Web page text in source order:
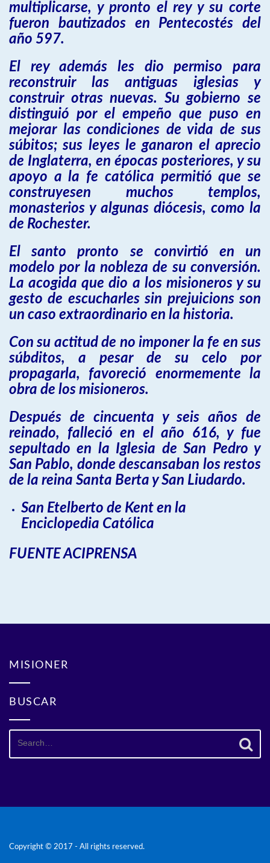
multiplicarse, y pronto el rey y su corte
fueron bautizados en Pentecostés del
año 597.
El rey además les dio permiso para
reconstruir las antiguas iglesias y
construir otras nuevas. Su gobierno se
distinguió por el empeño que puso en
mejorar las condiciones de vida de sus
súbitos; sus leyes le ganaron el aprecio
de Inglaterra, en épocas posteriores, y su
apoyo a la fe católica permitió que se
construyesen muchos templos,
monasterios y algunas diócesis, como la
de Rochester.
El santo pronto se convirtió en un
modelo por la nobleza de su conversión.
La acogida que dio a los misioneros y su
gesto de escucharles sin prejuicions son
un caso extraordinario en la historia.
Con su actitud de no imponer la fe en sus
súbditos, a pesar de su celo por
propagarla, favoreció enormemente la
obra de los misioneros.
Después de cincuenta y seis años de
reinado, falleció en el año 616, y fue
sepultado en la Iglesia de San Pedro y
San Pablo, donde descansaban los restos
de la reina Santa Berta y San Liudardo.
San Etelberto de Kent en la
Enciclopedia Católica
FUENTE ACIPRENSA
MISIONER
BUSCAR
Search
Copyright © 2017 - All rights reserved.